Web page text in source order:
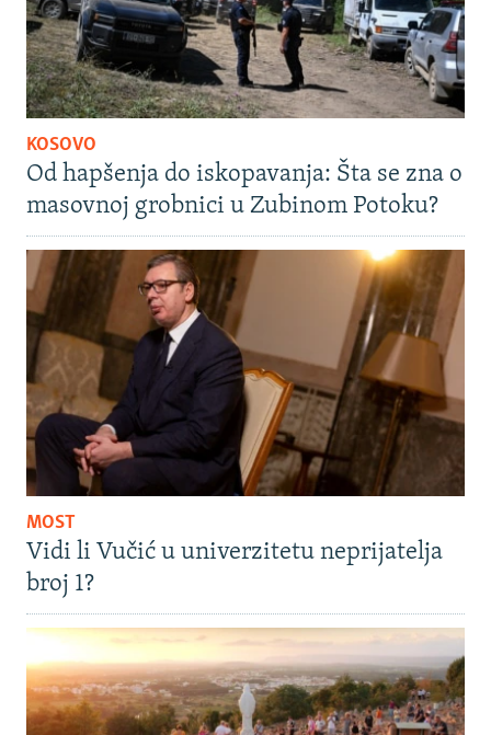
KOSOVO
Od hapšenja do iskopavanja: Šta se zna o
masovnoj grobnici u Zubinom Potoku?
MOST
Vidi li Vučić u univerzitetu neprijatelja
broj 1?